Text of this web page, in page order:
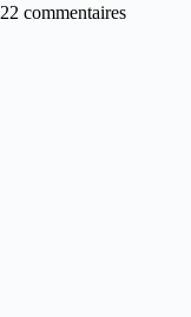
22 commentaires